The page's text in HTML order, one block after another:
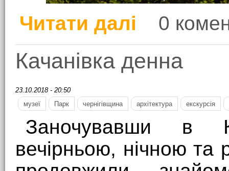
Читати далі про Палац Галаганів
0
Качанівка денна
23.10.2018 - 20:50
музеї
Парк чернігівщина архітектура екскурсія
Заночувавши в
вечірньою, нічною